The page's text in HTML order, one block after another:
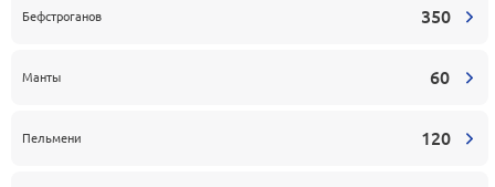
Бефстроганов 350
Манты 60
Пельмени 120